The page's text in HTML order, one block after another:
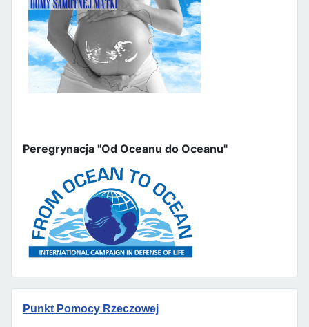
Peregrynacja "Od Oceanu do Oceanu"
Punkt Pomocy Rzeczowej